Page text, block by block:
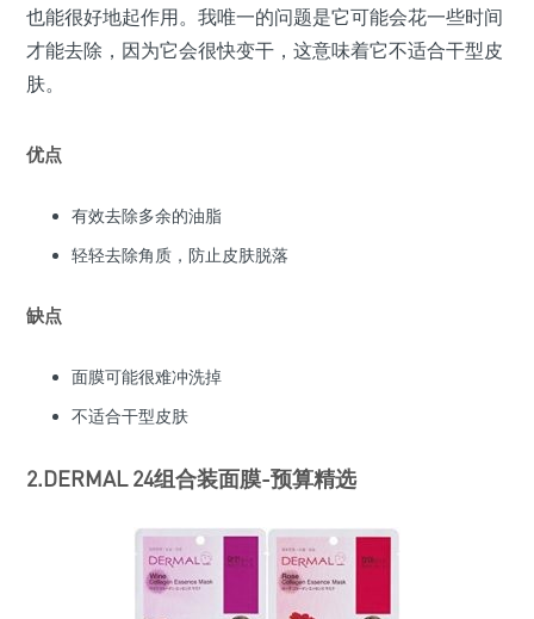
也能很好地起作用。我唯一的问题是它可能会花一些时间
才能去除，因为它会很快变干，这意味着它不适合干型皮
肤。
优点
有效去除多余的油脂
轻轻去除角质，防止皮肤脱落
缺点
面膜可能很难冲洗掉
不适合干型皮肤
2.DERMAL 24组合装面膜-预算精选